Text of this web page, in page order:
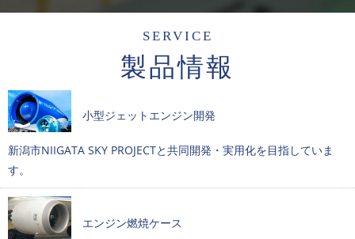
SERVICE
製品情報
小型ジェットエンジン開発
新潟市NIIGATA SKY PROJECTと共同開発・実用化を目指していま
す。
エンジン燃焼ケース